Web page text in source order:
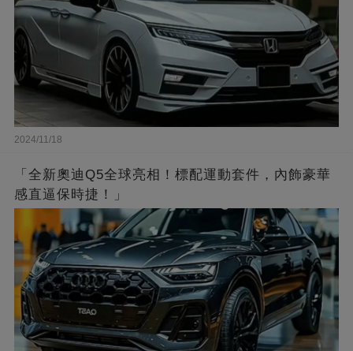
2024/11/18
「全新奧迪Q5全球亮相！標配運動套件，內飾豪華
感直逼保時捷！」